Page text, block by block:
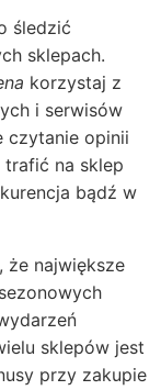
śledzić
sklepach.
korzystaj z
i serwisów
czytanie opinii
na sklep
bądź w
że największe
sklepów jest
przy zakupie